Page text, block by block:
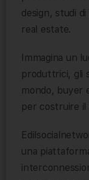
design, studi
real estate.
Immagina un
produttrici, gli
mondo, buyer
per costruire
una